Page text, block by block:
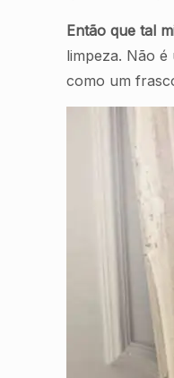
Então que tal
limpeza. Não
como um